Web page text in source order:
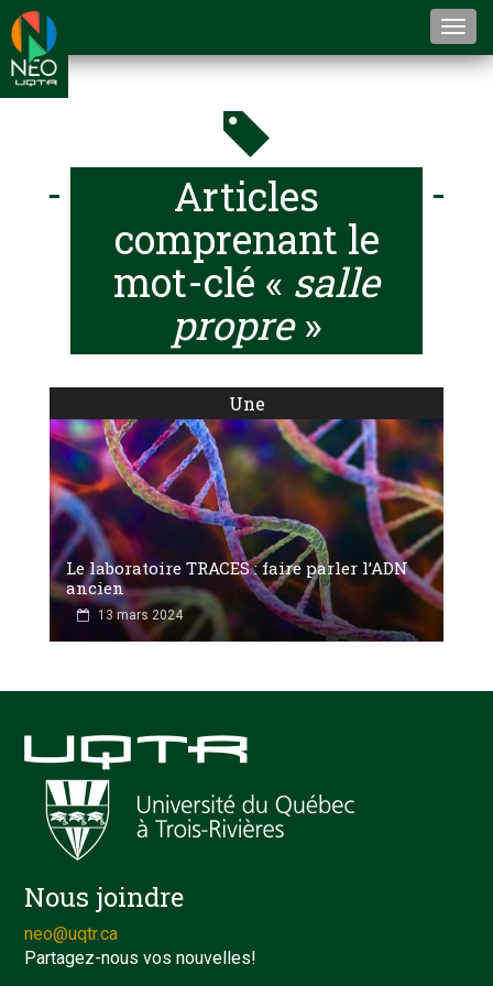
Articles
comprenant le
mot-clé « salle
propre»
Une
Le laboratoire TRACES : faire parler l’ADN
ancien
13 mars 2024
Nous joindre
neo@uqtr.ca
Partagez-nous vos nouvelles!